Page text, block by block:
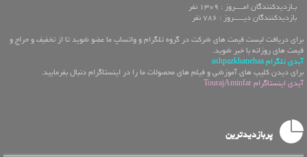
بـازدیدکنندگان امــــروز : 1309 نفر
بازدیدکنندگان دیـــــروز : 786 نفر
برای دریافت لیست قیمت های شرکت در گروه تلگرام و واتساپ ما عضو شوید تا از تخفیف و حراج و
قیمت های روزانه با خبر شوید.
آیدی تلگرام ashpazkhanehaa
برای دیدن کلیپ های آموزشی و فیلم های محصولات ما را در اینستاگرام دنبال بفرمایید.
آیدی اینستاگرام TourajAminfar
پربازدیدترین